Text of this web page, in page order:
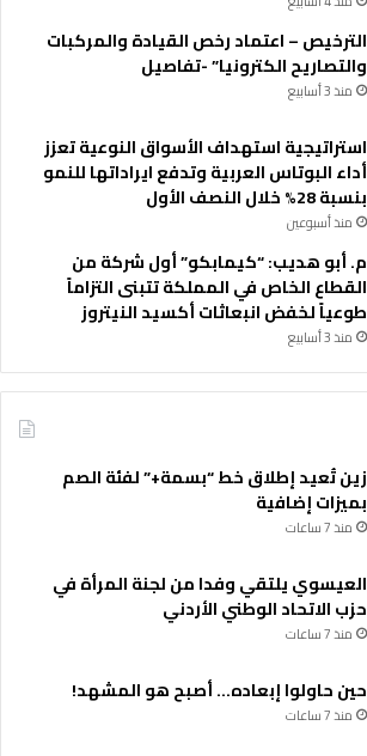
الترخيص – اعتماد رخص القيادة والمركبات
والتصاريح الكترونيا” -تفاصيل
منذ 3 أسابيع
استراتيجية استهداف الأسواق النوعية تعزز
أداء البوتاس العربية وتدفع ايراداتها للنمو
بنسبة 28% خلال النصف الأول
منذ أسبوعين
م. أبو هديب: “كيمابكو” أول شركة من
القطاع الخاص في المملكة تتبنى التزاماً
طوعياً لخفض انبعاثات أكسيد النيتروز
منذ 3 أسابيع
زين تُعيد إطلاق خط “بسمة+” لفئة الصم
بميزات إضافية
منذ 7 ساعات
العيسوي يلتقي وفدا من لجنة المرأة في
حزب الاتحاد الوطني الأردني
منذ 7 ساعات
حين حاولوا إبعاده… أصبح هو المشهد!
منذ 7 ساعات